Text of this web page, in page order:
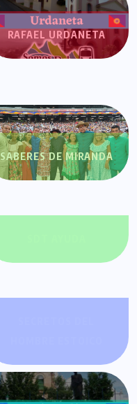
RAFAEL URDANETA
SABERES DE MIRANDA